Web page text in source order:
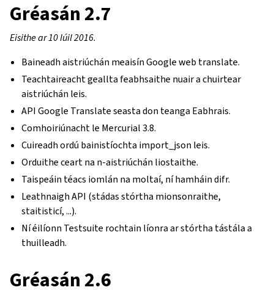
Gréasán 2.7
Eisithe ar 10 Iúil 2016.
Baineadh aistriúchán meaisín Google web translate.
Teachtaireacht geallta feabhsaithe nuair a chuirtear
aistriúchán leis.
API Google Translate seasta don teanga Eabhrais.
Comhoiriúnacht le Mercurial 3.8.
Cuireadh ordú bainistíochta import_json leis.
Orduithe ceart na n-aistriúchán liostaithe.
Taispeáin téacs iomlán na moltaí, ní hamháin difr.
Leathnaigh API (stádas stórtha mionsonraithe,
staitisticí, ...).
Ní éilíonn Testsuite rochtain líonra ar stórtha tástála a
thuilleadh.
Gréasán 2.6